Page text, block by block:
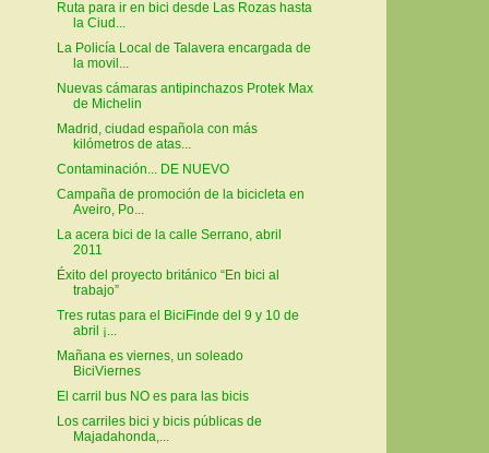
Ruta para ir en bici desde Las Rozas hasta
la Ciud...
La Policía Local de Talavera encargada de
la movil...
Nuevas cámaras antipinchazos Protek Max
de Michelin
Madrid, ciudad española con más
kilómetros de atas...
Contaminación... DE NUEVO
Campaña de promoción de la bicicleta en
Aveiro, Po...
La acera bici de la calle Serrano, abril
2011
Éxito del proyecto británico “En bici al
trabajo”
Tres rutas para el BiciFinde del 9 y 10 de
abril ¡...
Mañana es viernes, un soleado
BiciViernes
El carril bus NO es para las bicis
Los carriles bici y bicis públicas de
Majadahonda,...